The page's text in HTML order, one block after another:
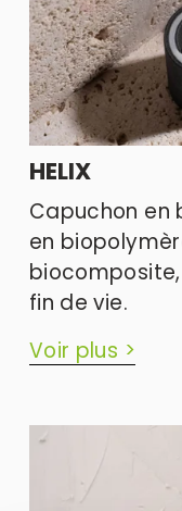
HELIX
Capuchon en
en
fin de vie.
Voir plus >